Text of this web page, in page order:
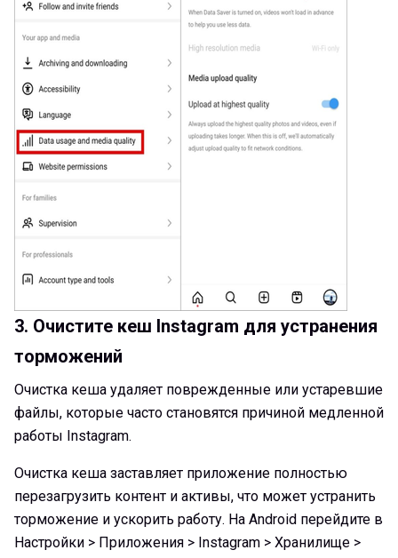
3. Очистите кеш Instagram для устранения
торможений
Очистка кеша удаляет поврежденные или устаревшие
файлы, которые часто становятся причиной медленной
работы Instagram.
Очистка кеша заставляет приложение полностью
перезагрузить контент и активы, что может устранить
торможение и ускорить работу. На Android перейдите в
Настройки > Приложения > Instagram > Хранилище >